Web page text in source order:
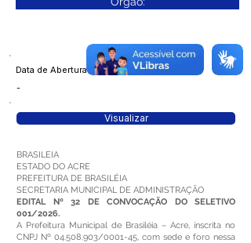
Data de Abertura
-
Visualizar
BRASILEIA
ESTADO DO ACRE
PREFEITURA DE BRASILÉIA
SECRETARIA MUNICIPAL DE ADMINISTRAÇÃO
EDITAL Nº 32 DE CONVOCAÇÃO DO SELETIVO
001/2026.
A Prefeitura Municipal de Brasiléia – Acre, inscrita no
CNPJ Nº 04.508.903/0001-45, com sede e foro nessa